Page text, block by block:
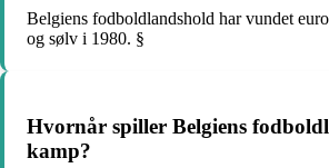
Belgiens fodboldlandshold har vundet
og sølv i 1980. §
Hvornår spiller Belgiens
kamp?